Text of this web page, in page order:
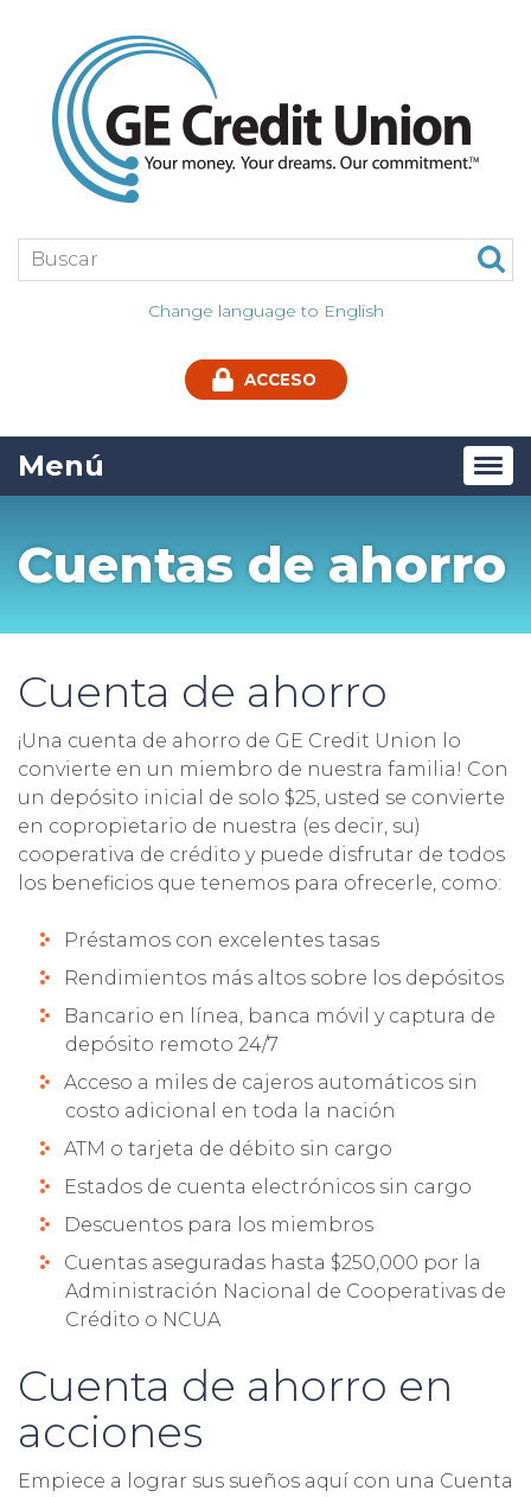
content
Buscar:
Change language to English
ACCESO
Menú
Cuentas de ahorro
Cuenta de ahorro
¡Una cuenta de ahorro de GE Credit Union lo
convierte en un miembro de nuestra familia! Con
un depósito inicial de solo $25, usted se convierte
en copropietario de nuestra (es decir, su)
cooperativa de crédito y puede disfrutar de todos
los beneficios que tenemos para ofrecerle, como:
Préstamos con excelentes tasas
Rendimientos más altos sobre los depósitos
Bancario en línea, banca móvil y captura de
depósito remoto 24/7
Acceso a miles de cajeros automáticos sin
costo adicional en toda la nación
ATM o tarjeta de débito sin cargo
Estados de cuenta electrónicos sin cargo
Descuentos para los miembros
Cuentas aseguradas hasta $250,000 por la
Administración Nacional de Cooperativas de
Crédito o NCUA
Cuenta de ahorro en
acciones
Empiece a lograr sus sueños aquí con una Cuenta